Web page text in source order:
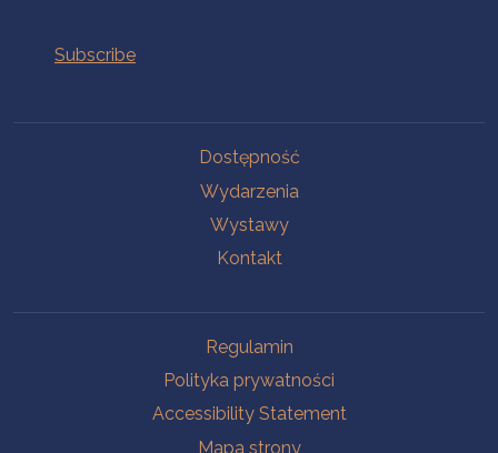
Dostępność
Wydarzenia
Wystawy
Kontakt
Regulamin
Polityka prywatności
Accessibility Statement
Mapa strony